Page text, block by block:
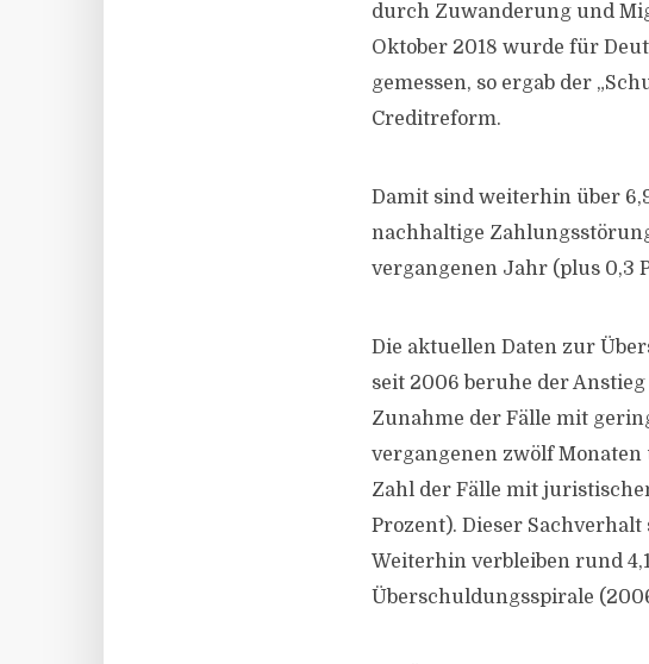
durch Zuwanderung und
Oktober 2018 wurde für
gemessen, so ergab der
Creditreform.
Damit sind weiterhin über
nachhaltige
vergangenen Jahr (plus 0,3
Die aktuellen Daten zur
seit 2006 beruhe der
Zunahme der Fälle mit
vergangenen zwölf
Zahl der Fälle mit
Prozent). Dieser
Weiterhin verbleiben rund
Überschuldungsspirale